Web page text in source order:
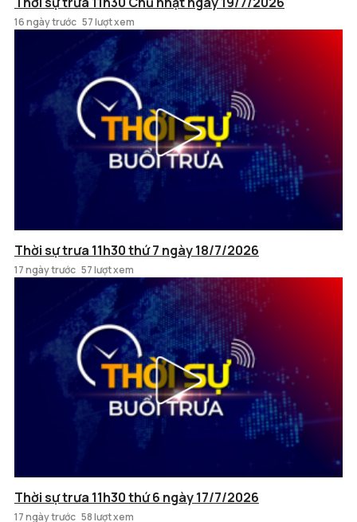
16 ngày trước 57 lượt xem
Thời sự trưa 11h30 thứ 7 ngày 18/7/2026
17 ngày trước 57 lượt xem
Thời sự trưa 11h30 thứ 6 ngày 17/7/2026
17 ngày trước 58 lượt xem